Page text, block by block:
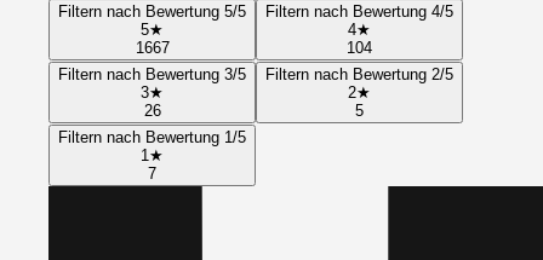
Filtern nach Bewertung 5/5
5★
1667
Filtern nach Bewertung 4/5
4★
104
Filtern nach Bewertung 3/5
3★
26
Filtern nach Bewertung 2/5
2★
5
Filtern nach Bewertung 1/5
1 ★
7